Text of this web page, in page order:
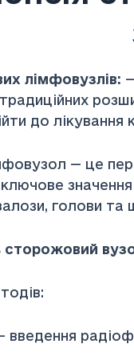
лімфовузлів:
до
— це
значення
голови та
– введення